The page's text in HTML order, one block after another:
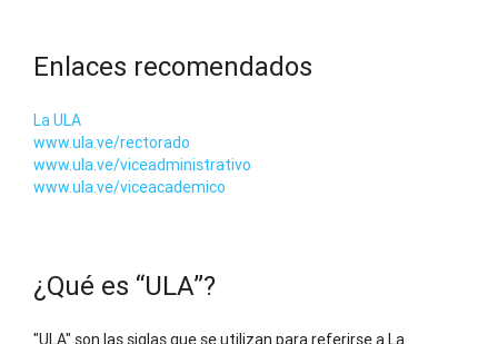
Enlaces recomendados
La ULA
www.ula.ve/rectorado
www.ula.ve/viceadministrativo
www.ula.ve/viceacademico
¿Qué es “ULA”?
"ULA" son las siglas que se utilizan para referirse a La